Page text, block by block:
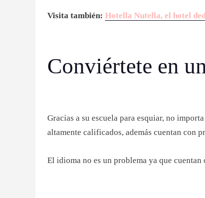
Visita también: Hotella Nutella, el hotel
Conviértete en
Gracias a su escuela para esquiar, no
altamente calificados, además cuentan con
El idioma no es un problema ya que